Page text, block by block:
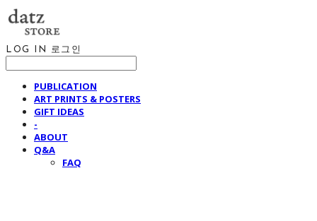
LOG IN 로그인
PUBLICATION
ART PRINTS & POSTERS
GIFT IDEAS
-
ABOUT
Q&A
FAQ